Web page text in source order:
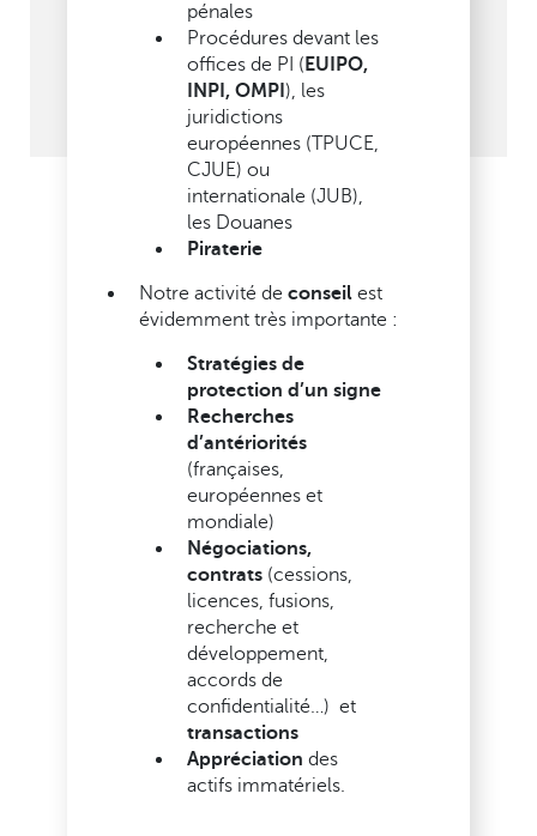
pénales
Procédures devant les
offices de PI ( EUIPO,
INPI, OMPI ), les
juridictions
européennes (TPUCE,
CJUE) ou
internationale (JUB),
les Douanes
Piraterie
Notre activité de conseilest
évidemment très importante :
Stratégies de
protection d’un signe
Recherches
d’antériorités
(françaises,
européennes et
mondiale)
Négociations,
contrats (cessions,
licences, fusions,
recherche et
développement,
accords de
confidentialité…) et
transactions
Appréciation des
actifs immatériels.